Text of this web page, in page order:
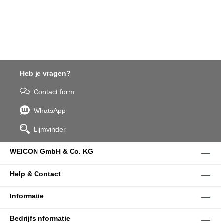
Heb je vragen?
Contact form
WhatsApp
Lijmvinder
WEICON GmbH & Co. KG
Help & Contact
Informatie
Bedrijfsinformatie